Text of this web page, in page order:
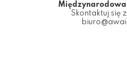
Międzynarodowa
Skontaktuj się